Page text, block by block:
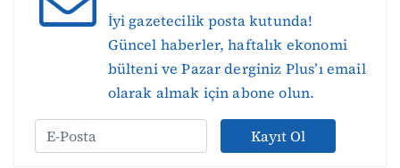
İyi gazetecilik posta kutunda!
Güncel haberler, haftalık ekonomi
bülteni ve Pazar derginiz Plus’ı email
olarak almak için abone olun.
Kayıt Ol